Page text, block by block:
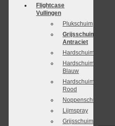
Flightcase
Vullingen
Plukschuim
Grijsschuim
Antraciet
Hardschuim
Hardschuim
Blauw
Hardschuim
Rood
Noppenschuim
Lijmspray
Grijsschuim/Antraciet